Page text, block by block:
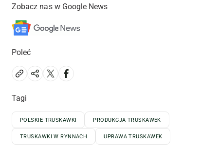
Zobacz nas w Google News
Poleć
Tagi
POLSKIE TRUSKAWKI PRODUKCJA TRUSKAWEK
TRUSKAWKI W RYNNACH UPRAWA TRUSKAWEK